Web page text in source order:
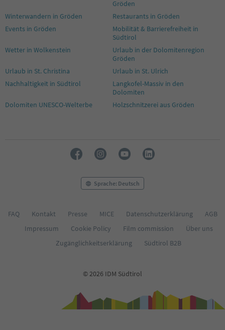
Gröden
Winterwandern in Gröden
Restaurants in Gröden
Events in Gröden
Mobilität & Barrierefreiheit in
Südtirol
Wetter in Wolkenstein
Urlaub in der Dolomitenregion
Gröden
Urlaub in St. Christina
Urlaub in St. Ulrich
Nachhaltigkeit in Südtirol
Langkofel-Massiv in den
Dolomiten
Dolomiten UNESCO-Welterbe
Holzschnitzerei aus Gröden
Sprache: Deutsch
FAQ Kontakt Presse MICE Datenschutzerklärung
AGB
Impressum
Cookie Policy Film commission
Über uns
Zugänglichkeitserklärung
Südtirol B2B
© 2026 IDM Südtirol